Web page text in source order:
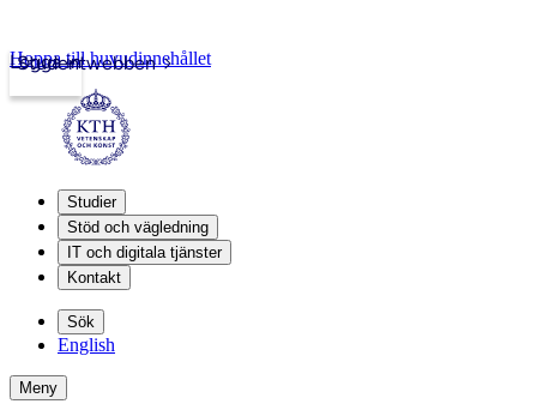
Studentwebben
Logga in
Hoppa till huvudinnehållet
Studier
Stöd och vägledning
IT och digitala tjänster
Kontakt
Sök
English
Meny